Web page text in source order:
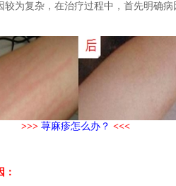
为复杂，在治疗过程中，首先明确
>>> 荨麻疹怎么办？ <<<